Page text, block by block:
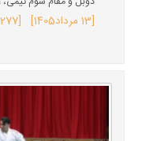
[13 مرداد 1405] [277 بازدید]